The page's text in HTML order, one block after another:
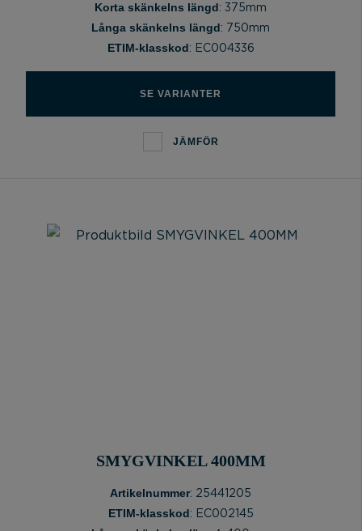
Korta skänkelns längd: 375mm
Långa skänkelns längd: 750mm
ETIM-klasskod: EC004336
SE VARIANTER
JÄMFÖR
SMYGVINKEL 400MM
Artikelnummer: 25441205
ETIM-klasskod: EC002145